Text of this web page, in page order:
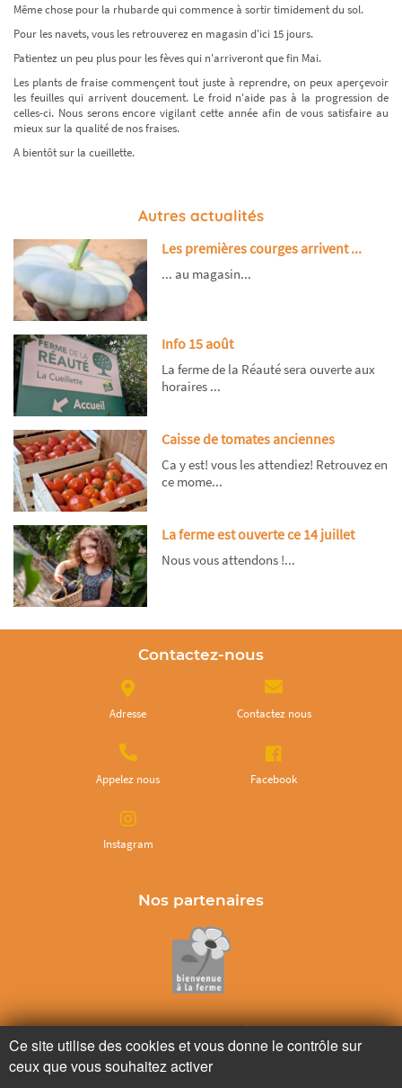
Même chose pour la rhubarde qui commence à sortir timidement du sol.
Pour les navets, vous les retrouverez en magasin d'ici 15 jours.
Patientez un peu plus pour les fèves qui n'arriveront que fin Mai.
Les plants de fraise commençent tout juste à reprendre, on peux aperçevoir
les feuilles qui arrivent doucement. Le froid n'aide pas à la progression de
celles-ci. Nous serons encore vigilant cette année afin de vous satisfaire au
mieux sur la qualité de nos fraises.
A bientôt sur la cueillette.
Autres actualités
Les premières courges arrivent ...
... au magasin...
Info 15 août
La ferme de la Réauté sera ouverte aux
horaires ...
Caisse de tomates anciennes
Ca y est! vous les attendiez! Retrouvez en
ce mome...
La ferme est ouverte ce 14 juillet
Nous vous attendons !...
Contactez-nous
Adresse Contactez nous
Appelez nous Facebook
Instagram
Nos partenaires
Ne ratez plus rien,
Abonnez-vous à notre newsletter
Ce site utilise des cookies et vous donne le contrôle sur
ceux que vous souhaitez activer